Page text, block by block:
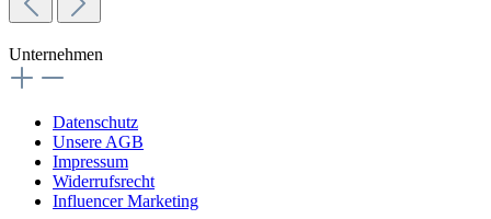
Unternehmen
Datenschutz
Unsere AGB
Impressum
Widerrufsrecht
Influencer Marketing